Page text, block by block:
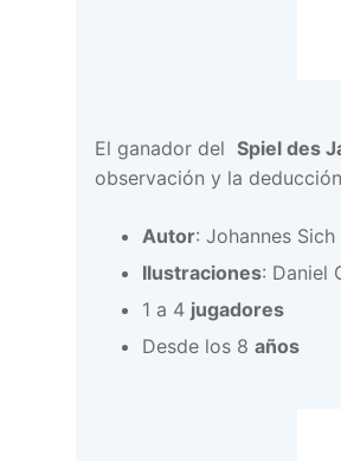
El ganador del Spiel des
observación y la
Autor: Johannes Sich
Ilustraciones: Daniel
1 a 4 jugadores
Desde los 8 años